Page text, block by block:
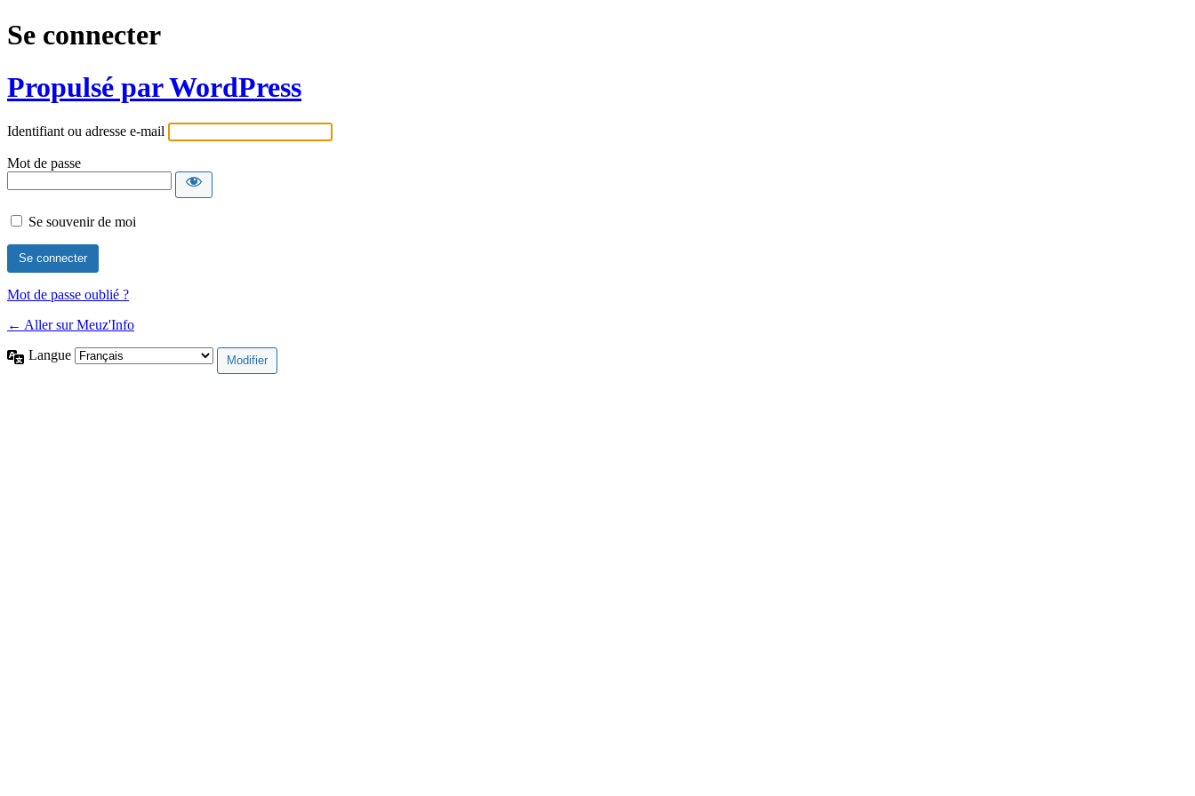
Se connecter
Propulsé par WordPress
Identifiant ou adresse e-mail
Mot de passe
Se souvenir de moi
Mot de passe oublié ?
← Aller sur Meuz'Info
Langue